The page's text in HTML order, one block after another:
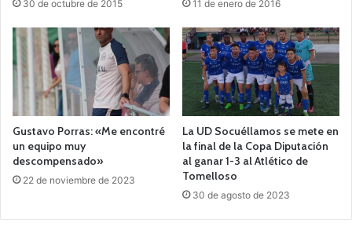
30 de octubre de 2015 11 de enero de 2016
Gustavo Porras: «Me encontré
un equipo muy
descompensado»
22 de noviembre de 2023
La UD Socuéllamos se mete en
la final de la Copa Diputación
al ganar 1-3 al Atlético de
Tomelloso
30 de agosto de 2023